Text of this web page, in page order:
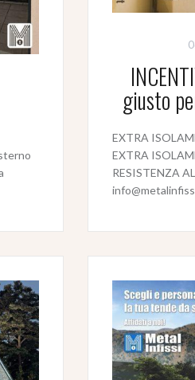
giusto
EXTRA
EXTRA
RESISTENZA